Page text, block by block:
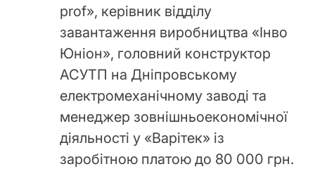
prof», керівник відділу
завантаження виробництва «Інво
Юніон», головний конструктор
АСУТП на Дніпровському
електромеханічному заводі та
менеджер зовнішньоекономічної
діяльності у «Варітек» із
заробітною платою до 80 000 грн.